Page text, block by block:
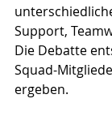
Support,
Die Debatte
Squad-
ergeben.